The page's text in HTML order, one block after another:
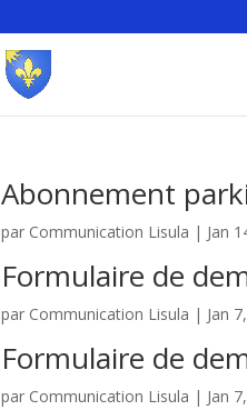
Abonnement
par Communication Lisula | Jan
Formulaire de
par Communication Lisula | Jan
Formulaire de
par Communication Lisula | Jan